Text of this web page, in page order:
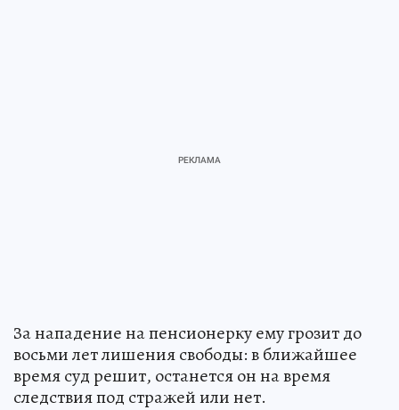
За нападение на пенсионерку ему грозит до
восьми лет лишения свободы: в ближайшее
время суд решит, останется он на время
следствия под стражей или нет.